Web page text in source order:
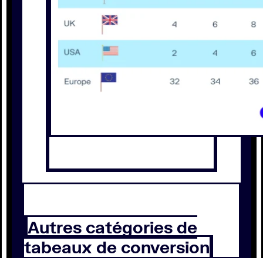
Autres catégories de
tabeaux de conversion